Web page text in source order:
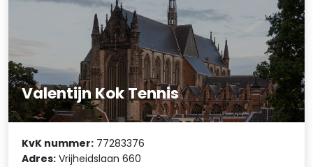
Valentijn Kok Tennis
KvK nummer: 77283376
Adres: Vrijheidslaan 660